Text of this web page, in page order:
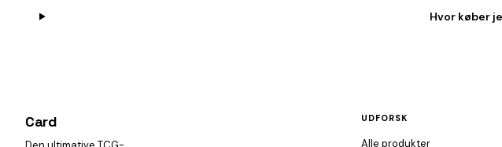
Hvor køber
Card UDFORSK
Alle produkter